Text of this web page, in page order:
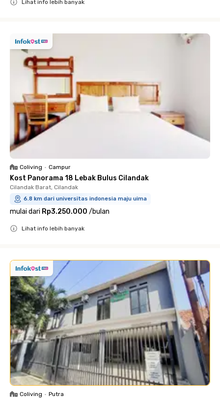
Lihat info lebih banyak
Coliving • Campur
Kost Panorama 18 Lebak Bulus Cilandak
Cilandak Barat, Cilandak
6.8 km dari universitas indonesia maju uima
mulai dari Rp3.250.000 /bulan
Lihat info lebih banyak
Coliving • Putra